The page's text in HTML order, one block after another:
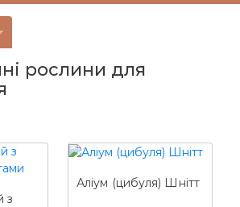
рослини для
з
Аліум (цибуля) Шнітт